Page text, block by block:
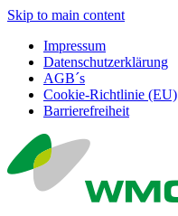
Skip to main content
Impressum
Datenschutzerklärung
AGB´s
Cookie-Richtlinie (EU)
Barrierefreiheit